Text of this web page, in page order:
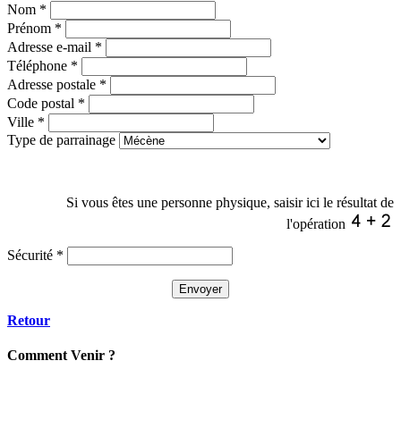
Nom *
Prénom *
Adresse e-mail *
Téléphone *
Adresse postale *
Code postal *
Ville *
Type de parrainage
Si vous êtes une personne physique, saisir ici le résultat de
l'opération
Sécurité *
Retour
Comment Venir ?